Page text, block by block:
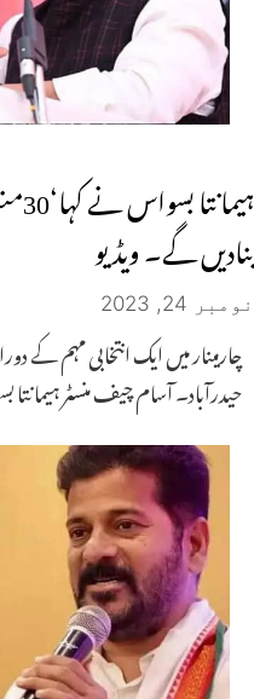
بنادیں گے۔ ویڈیو
نومبر 24, 2023
چارمینار میں ایک انتخابی مہم
حیدرآباد۔ آسام چیف منسٹر